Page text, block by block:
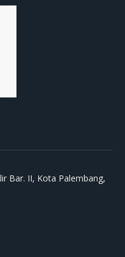
Bar. II, Kota Palembang,